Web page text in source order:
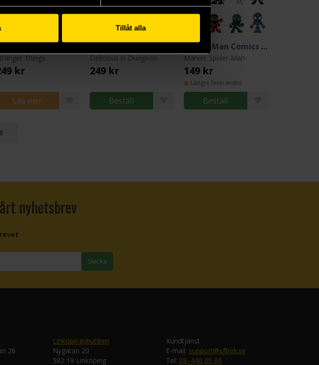
Tillåt alla
Things
kr
Läs mer
Delicious in Dungeon
249 kr
Beställ
Spider-Man Comics Mini Figure 5 cm (Blind Pack)
Marvel: Spider-Man
149 kr
Längre leveranstid
Beställ
nyhetsbrev
Skicka
26
Linköpingsbutiken
Nygatan 20
582 19 Linköping
Kundtjänst
E-mail: support@sfbok.se
Tel: 08–440 00 66